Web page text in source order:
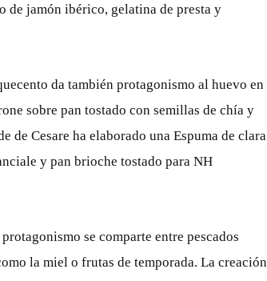
jamón ibérico, gelatina de presta y
da también protagonismo al huevo en
sobre pan tostado con semillas de chía y
de Cesare ha elaborado una Espuma de clara
y pan brioche tostado para NH
se comparte entre pescados
la miel o frutas de temporada. La creación